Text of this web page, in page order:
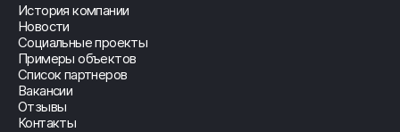
История компании
Новости
Социальные проекты
Примеры объектов
Список партнеров
Вакансии
Отзывы
Контакты